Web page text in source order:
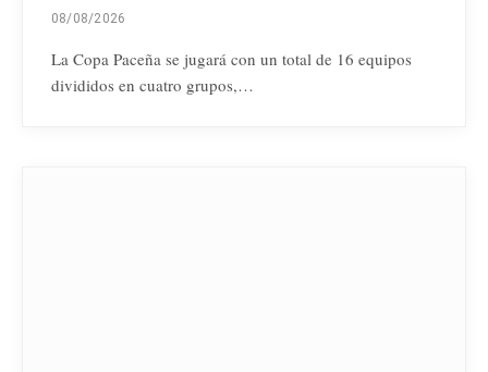
08/08/2026
La Copa Paceña se jugará con un total de 16 equipos
divididos en cuatro grupos,…